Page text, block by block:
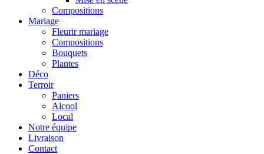
Compositions
Mariage
Fleurir mariage
Compositions
Bouquets
Plantes
Déco
Terroir
Paniers
Alcool
Local
Notre équipe
Livraison
Contact